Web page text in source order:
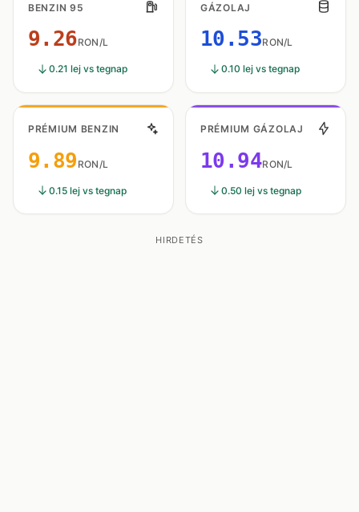
BENZIN 95
9.26RON/L
0.21 lej vs tegnap
GÁZOLAJ
10.53RON/L
0.10 lej vs tegnap
PRÉMIUM BENZIN
9.89 RON/L
0.15 lej vs tegnap
PRÉMIUM GÁZOLAJ
10.94RON/L
0.50 lej vs tegnap
HIRDETÉS